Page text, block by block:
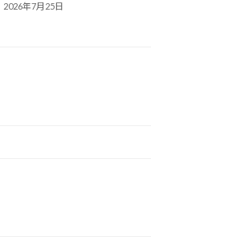
2026年7月25日